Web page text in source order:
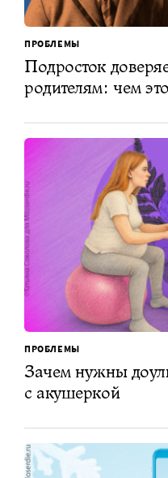
ПРОБЛЕМЫ
Подросток
родителям: чем
ПРОБЛЕМЫ
Зачем нужны
с акушеркой